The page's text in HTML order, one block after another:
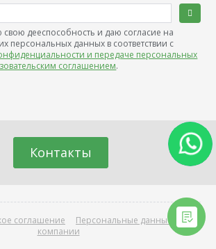
дееспособность и даю согласие на
персональных данных в соответствии с
и передаче персональных
соглашением.
Контакты
соглашение Персональные данные
О
компании